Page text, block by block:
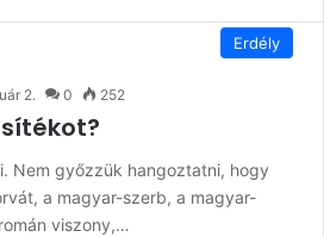
Erdély
2. 0 252
Nem győzzük hangoztatni, hogy
a magyar-szerb, a magyar-
viszony,…